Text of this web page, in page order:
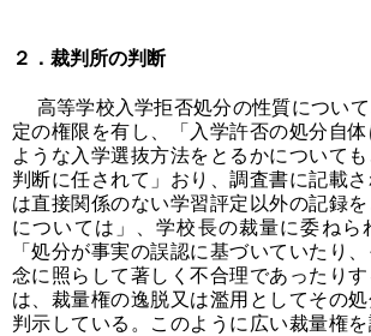
２．裁判所の判断
高等学校入学拒否処分の性質について
定の権限を有し、「入学許否の処分自
ような入学選抜方法をとるかについて
判断に任されて」おり、調査書に記載
は直接関係のない学習評定以外の記録
については」、学校長の裁量に委ねら
「処分が事実の誤認に基づいていたり
念に照らして著しく不合理であったり
は、裁量権の逸脱又は濫用としてその
判示している。このように広い裁量権